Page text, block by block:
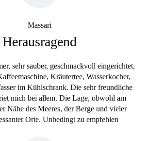
Massari
Herausragend
sehr sauber, geschmackvoll eingerichtet,
Kräutertee, Wasserkocher,
im Kühlschrank. Die sehr freundliche
mich bei allem. Die Lage, obwohl am
Nähe des Meeres, der Berge und vieler
Orte. Unbedingt zu empfehlen